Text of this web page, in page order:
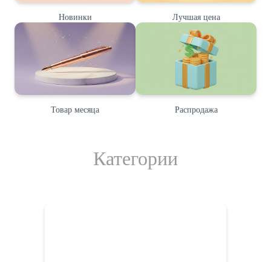
Новинки Лучшая цена
Товар месяца Распродажа
Категории